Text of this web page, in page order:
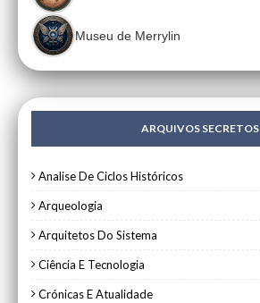
Museu de Merrylin
ARQUIVOS SECRETOS
Analise De Ciclos Históricos
Arqueologia
Arquitetos Do Sistema
Ciência E Tecnologia
Crónicas E Atualidade